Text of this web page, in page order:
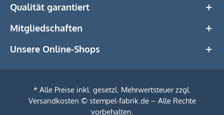
Qualität garantiert
Mitgliedschaften
Unsere Online-Shops
* Alle Preise inkl. gesetzl. Mehrwertsteuer zzgl.
Versandkosten © stempel-fabrik.de – Alle Rechte
vorbehalten.